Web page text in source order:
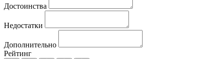
Достоинства
Недостатки
Дополнительно
Рейтинг